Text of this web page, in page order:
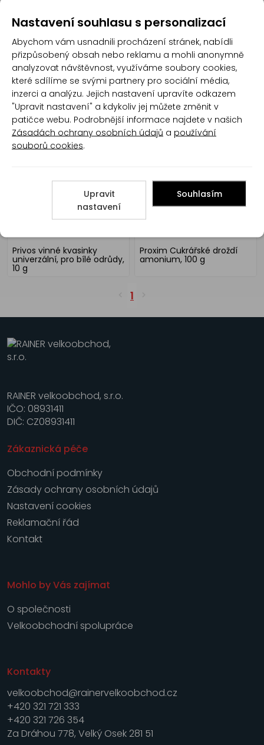
Vínka sušené vinné
kvasinky hluboko
prokvášející, 0,6 g
Privos vinné kvasinky
univerzální, pro modré
odrůdy, 10 g
Privos vinné kvasinky
univerzální, pro bílé odrůdy,
10 g
Proxim Cukrářské droždí
amonium, 100 g
1
RAINER velkoobchod, s.r.o.
IČO: 08931411
DIČ: CZ08931411
Zákaznická péče
Obchodní podmínky
Zásady ochrany osobních údajů
Nastavení cookies
Reklamační řád
Kontakt
Mohlo by Vás zajímat
O společnosti
Velkoobchodní spolupráce
Kontakty
velkoobchod@rainervelkoobchod.cz
+420 321 721 333
+420 321 726 354
Za Dráhou 778, Velký Osek 281 51
Nastavení souhlasu s personalizací
Abychom vám usnadnili procházení stránek, nabídli
přizpůsobený obsah nebo reklamu a mohli anonymně
analyzovat návštěvnost, využíváme soubory cookies,
které sdílíme se svými partnery pro sociální média,
inzerci a analýzu. Jejich nastavení upravíte odkazem
"Upravit nastavení" a kdykoliv jej můžete změnit v
patičce webu. Podrobnější informace najdete v našich
Zásadách ochrany osobních údajů a používání
souborů cookies.
Upravit
nastavení
Souhlasím